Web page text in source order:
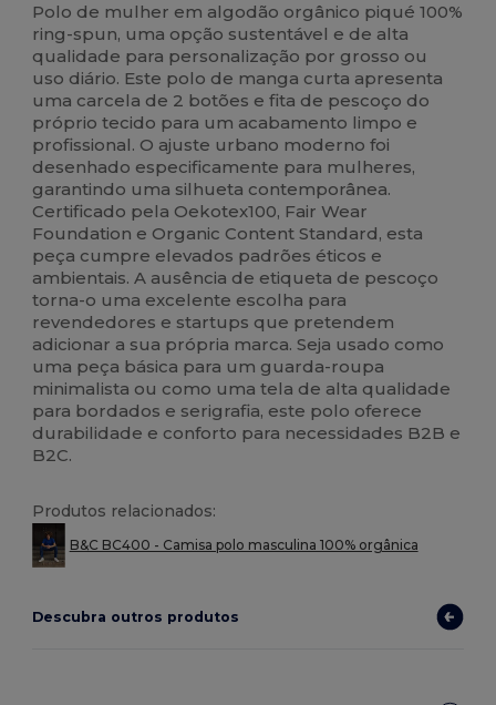
Polo de mulher em algodão orgânico piqué 100%
ring-spun, uma opção sustentável e de alta
qualidade para personalização por grosso ou
uso diário. Este polo de manga curta apresenta
uma carcela de 2 botões e fita de pescoço do
próprio tecido para um acabamento limpo e
profissional. O ajuste urbano moderno foi
desenhado especificamente para mulheres,
garantindo uma silhueta contemporânea.
Certificado pela Oekotex100, Fair Wear
Foundation e Organic Content Standard, esta
peça cumpre elevados padrões éticos e
ambientais. A ausência de etiqueta de pescoço
torna-o uma excelente escolha para
revendedores e startups que pretendem
adicionar a sua própria marca. Seja usado como
uma peça básica para um guarda-roupa
minimalista ou como uma tela de alta qualidade
para bordados e serigrafia, este polo oferece
durabilidade e conforto para necessidades B2B e
B2C.
Produtos relacionados:
B&C BC400 - Camisa polo masculina 100% orgânica
Descubra outros produtos